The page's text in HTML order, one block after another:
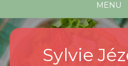
MENU
Sylvie